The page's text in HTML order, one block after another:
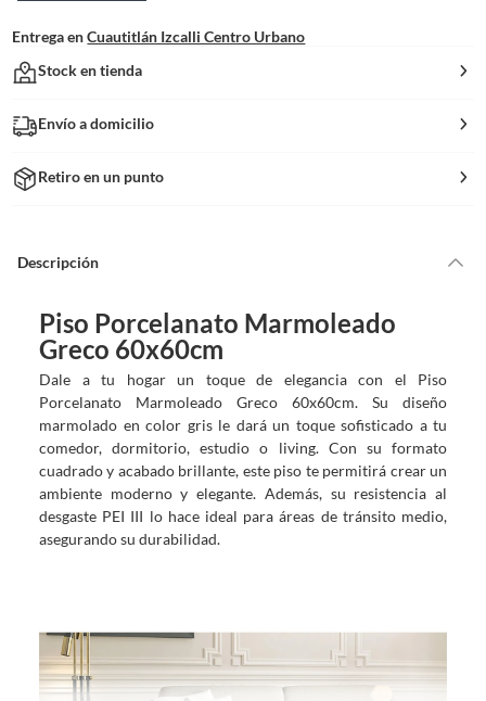
Entrega en Cuautitlán Izcalli Centro Urbano
Stock en tienda
Envío a domicilio
Retiro en un punto
Descripción
Piso Porcelanato Marmoleado
Greco 60x60cm
Dale a tu hogar un toque de elegancia con el Piso
Porcelanato Marmoleado Greco 60x60cm. Su diseño
marmolado en color gris le dará un toque sofisticado a tu
comedor, dormitorio, estudio o living. Con su formato
cuadrado y acabado brillante, este piso te permitirá crear un
ambiente moderno y elegante. Además, su resistencia al
desgaste PEI III lo hace ideal para áreas de tránsito medio,
asegurando su durabilidad.